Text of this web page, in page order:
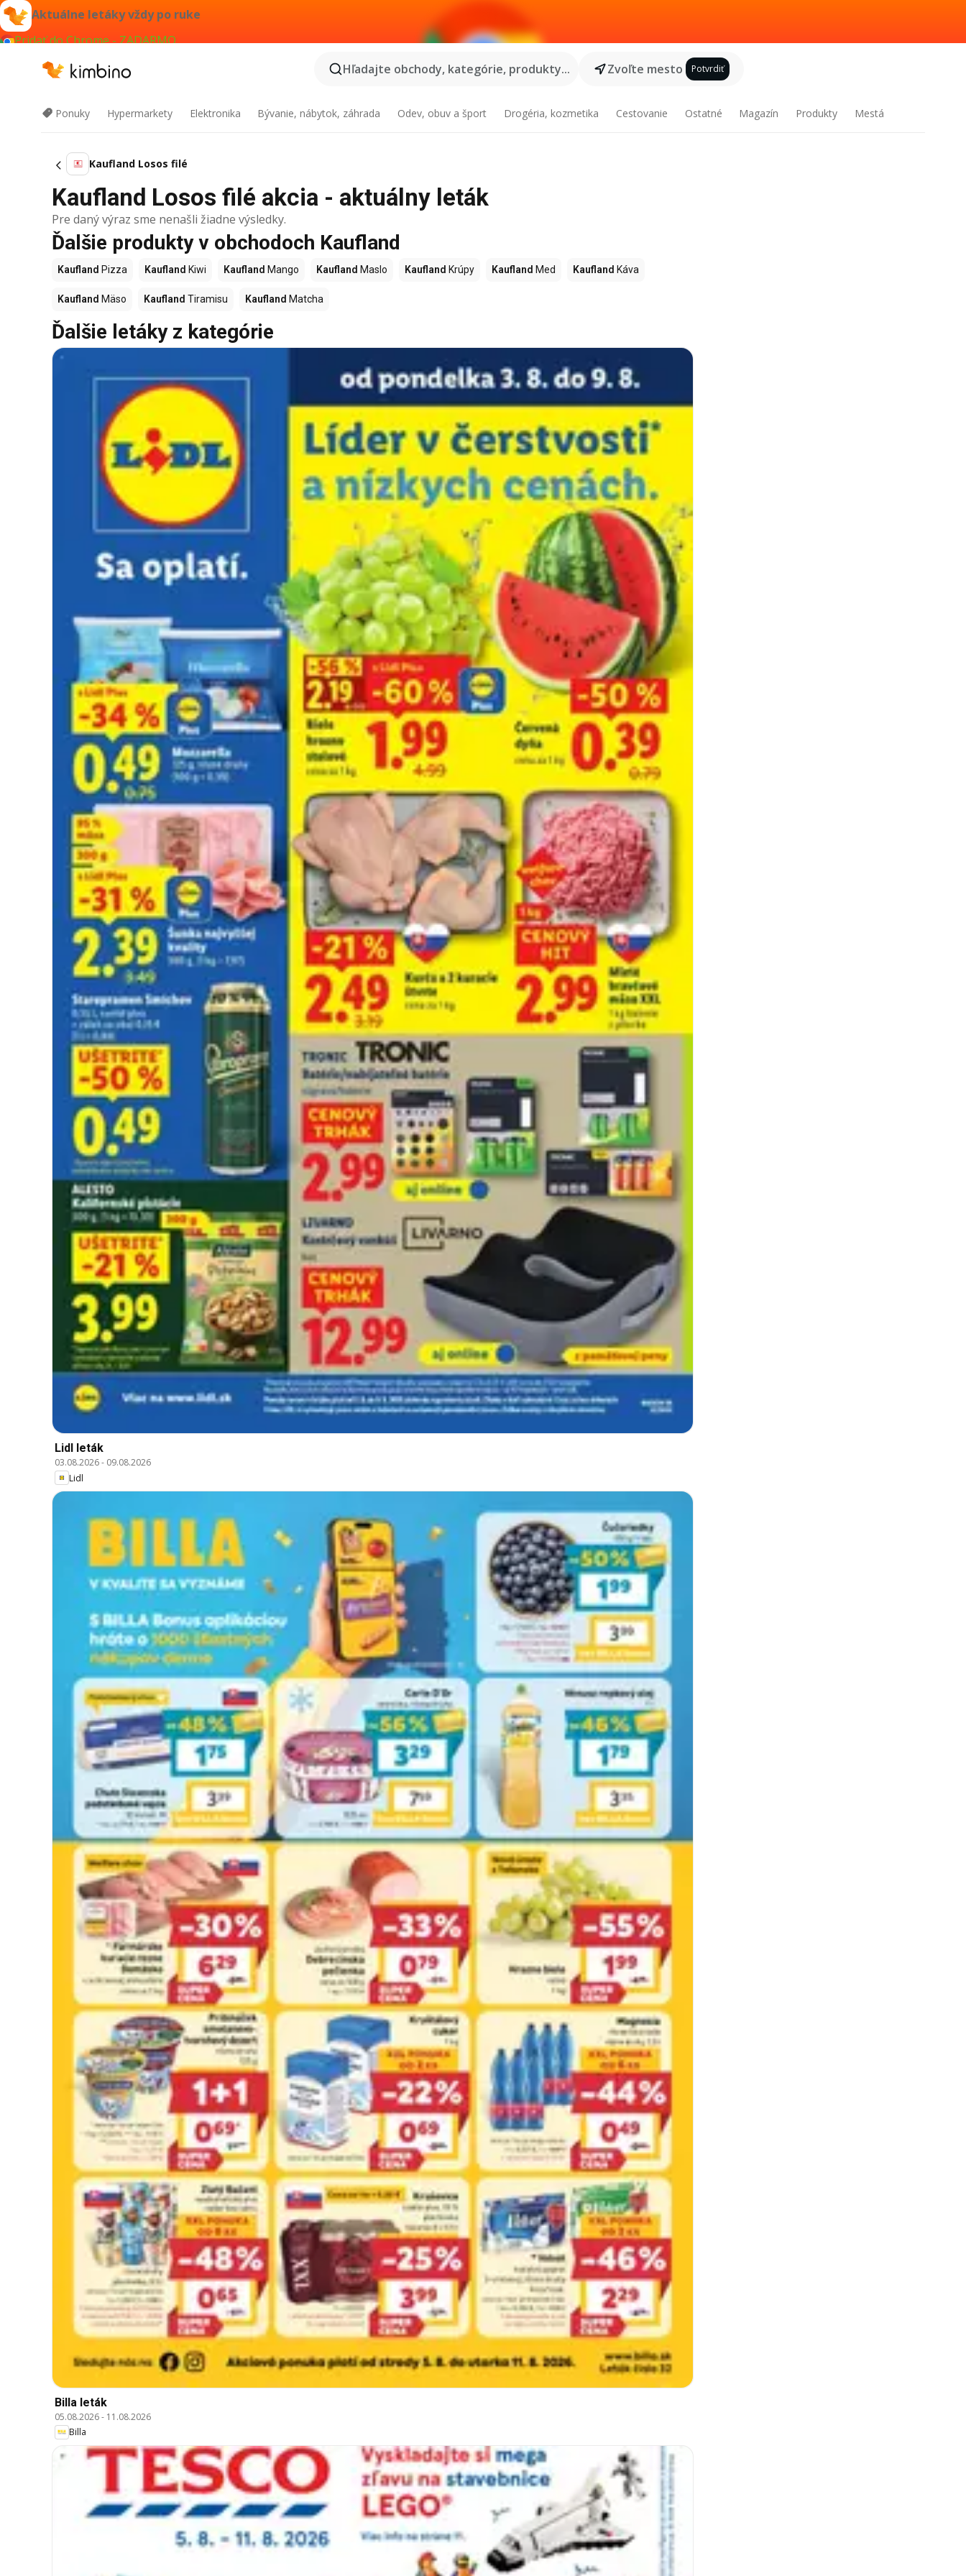
Aktuálne letáky vždy po ruke
Pridať do Chrome - ZADARMO
Hľadajte obchody, kategórie, produkty...
Zvoľte mesto Potvrdiť
Ponuky Hypermarkety Elektronika Bývanie, nábytok, záhrada Odev, obuv a šport Drogéria, kozmetika Cestovanie Ostatné Magazín Produkty Mestá
Kaufland Losos filé
Kaufland Losos filé akcia - aktuálny leták
Pre daný výraz sme nenašli žiadne výsledky.
Ďalšie produkty v obchodoch Kaufland
Kaufland Pizza Kaufland Kiwi Kaufland Mango Kaufland Maslo Kaufland Krúpy Kaufland Med Kaufland Káva
Kaufland Mäso Kaufland Tiramisu Kaufland Matcha
Ďalšie letáky z kategórie
Lidl leták
03.08.2026- 09.08.2026
Lidl
Billa leták
05.08.2026- 11.08.2026
Billa